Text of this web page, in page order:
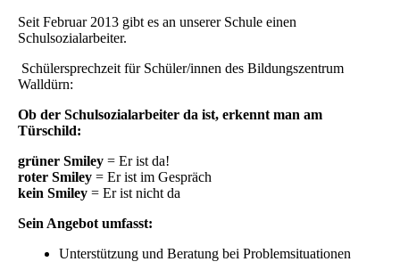
Seit Februar 2013 gibt es an unserer Schule einen
Schulsozialarbeiter.
Schülersprechzeit für Schüler/innen des Bildungszentrum
Walldürn:
Ob der Schulsozialarbeiter da ist, erkennt man am
Türschild:
grüner Smiley = Er ist da!
roter Smiley = Er ist im Gespräch
kein Smiley = Er ist nicht da
Sein Angebot umfasst:
Unterstützung und Beratung bei Problemsituationen